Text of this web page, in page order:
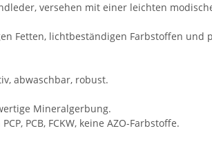
versehen mit einer leichten
Fetten, lichtbeständigen Farbstoffen und
abwaschbar, robust.
Mineralgerbung.
PCB, FCKW, keine AZO-Farbstoffe.